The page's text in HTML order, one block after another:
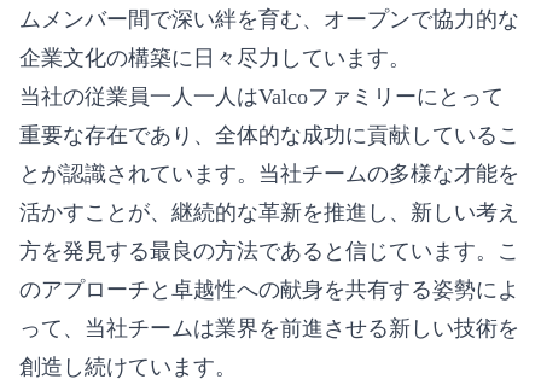
ムメンバー間で深い絆を育む、オープンで協力的な
企業文化の構築に日々尽力しています。
当社の従業員一人一人はValcoファミリーにとって
重要な存在であり、全体的な成功に貢献しているこ
とが認識されています。当社チームの多様な才能を
活かすことが、継続的な革新を推進し、新しい考え
方を発見する最良の方法であると信じています。こ
のアプローチと卓越性への献身を共有する姿勢によ
って、当社チームは業界を前進させる新しい技術を
創造し続けています。